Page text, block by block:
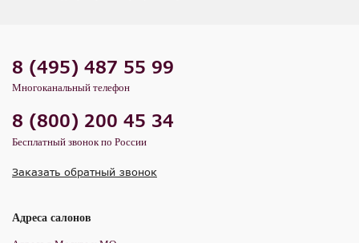
8 (495) 487 55 99
Многоканальный телефон
8 (800) 200 45 34
Бесплатный звонок по России
Заказать обратный звонок
Адреса салонов